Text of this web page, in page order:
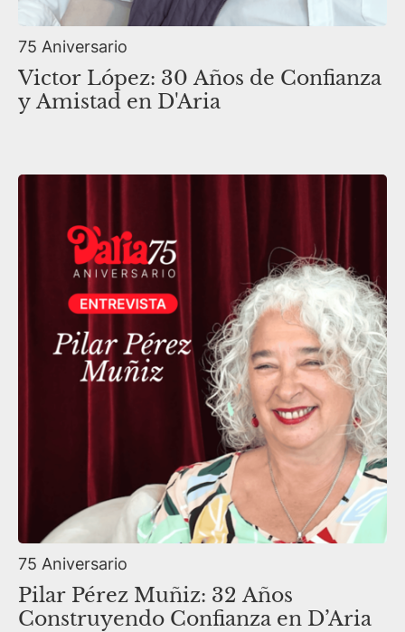
75 Aniversario
Victor López: 30 Años de Confianza
y Amistad en D'Aria
75 Aniversario
Pilar Pérez Muñiz: 32 Años
Construyendo Confianza en D’Aria